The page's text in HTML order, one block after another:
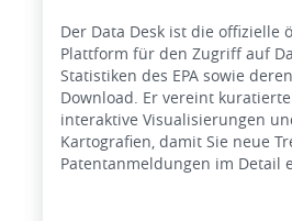
Der Data Desk ist die offizielle
Plattform für den Zugriff auf
Statistiken des EPA sowie
Download. Er vereint
interaktive Visualisierungen
Kartografien, damit Sie neue
Patentanmeldungen im Detail